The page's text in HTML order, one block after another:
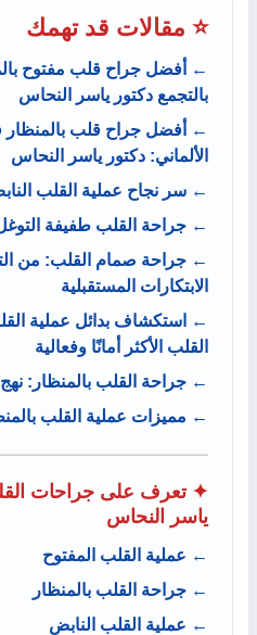
⭐ مقالات قد تهمك
← أفضل جراح قلب مفتوح
بالتجمع دكتور ياسر النحاس
← أفضل جراح قلب
الألماني: دكتور ياسر النحاس
← سر نجاح عملية القلب
← جراحة القلب طفيفة
← جراحة صمام القلب: من
الابتكارات المستقبلية
← استكشاف بدائل عملية
القلب الأكثر أمانًا وفعالية
← جراحة القلب بالمنظار:
← مميزات عملية القلب
✦ تعرف على جراحات
ياسر النحاس
← عملية القلب المفتوح
← جراحة القلب بالمنظار
← عملية القلب النابض